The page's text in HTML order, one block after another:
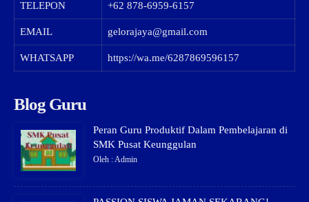
TELEPON +62 878-6959-6157
EMAIL gelorajaya@gmail.com
WHATSAPP https://wa.me/6287869596157
Blog Guru
Peran Guru Produktif Dalam Pembelajaran di
SMK Pusat Keunggulan
Oleh : Admin